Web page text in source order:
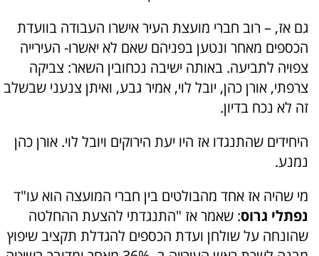
גם אז, – רוב חברי מועצת העיר אישרו העבודה בוועדת
הכספים מאחר ונטען בפניהם שאם לא יאשרו- העירייה
צפויה לתביעה. באותה ישיבה נכחובין השאר: צביקה
צרפתי, אורן כהן, יובל לוי, אמיר גבע, ואיתן צנעני שבשלב
זה לא נכח בדיון.
היחידים שהתנגדו אז היו יעת הירוקים ויובל לוי. אורן כהן
נמנע.
מי שהיה אז אחד מהבולטים בין חברי המועצה הוא עו"ד
נפתלי גרוס: שאמר אז "התנגדתי להצעת ההחלטה
שהונחה על שולחן ועדת הכספים להגדלת תקציב שיפוץ